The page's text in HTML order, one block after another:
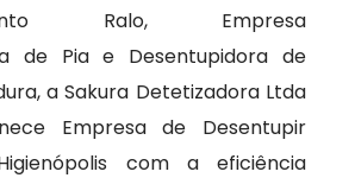
Ralo, Empresa
de Pia e Desentupidora de
a Sakura Detetizadora Ltda
Empresa de Desentupir
com a eficiência